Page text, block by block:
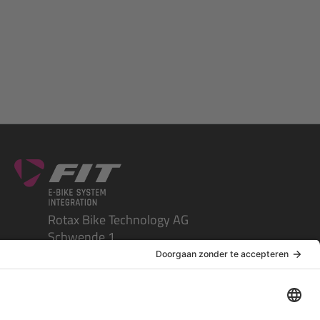
Rotax Bike Technology AG
Schwende 1